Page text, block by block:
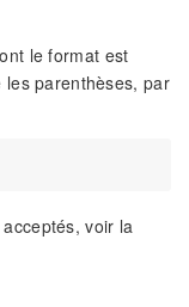
le format est
parenthèses, par
voir la